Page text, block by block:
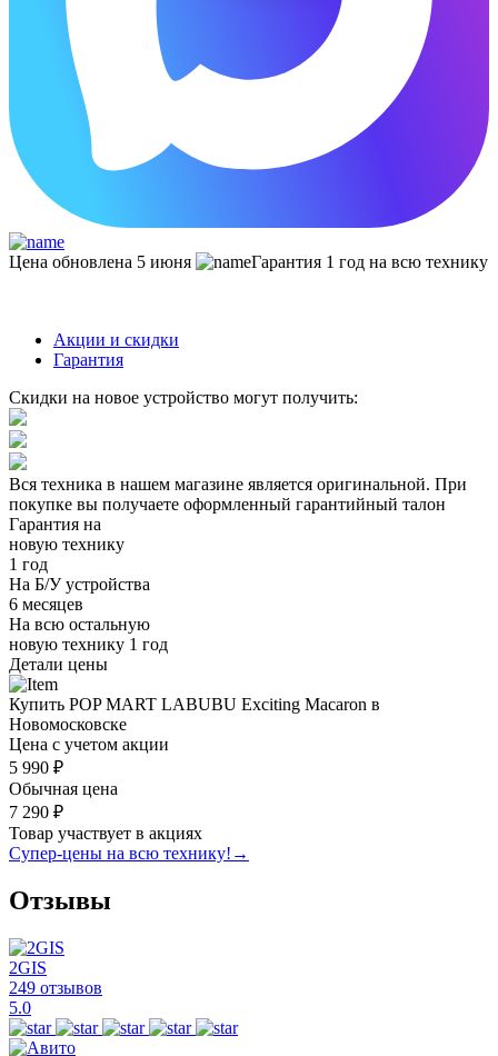
Цена обновлена 5 июня Гарантия 1 год на всю технику
Акции и скидки
Гарантия
Скидки на новое устройство могут получить:
Вся техника в нашем магазине является оригинальной. При
покупке вы получаете оформленный гарантийный талон
Гарантия на
новую технику
1 год
На Б/У устройства
6 месяцев
На всю остальную
новую технику 1 год
Детали цены
Купить POP MART LABUBU Exciting Macaron в
Новомосковске
Цена с учетом акции
5 990 ₽
Обычная цена
7 290 ₽
Товар участвует в акциях
Супер-цены на всю технику! →
Отзывы
2GIS
249 отзывов
5.0